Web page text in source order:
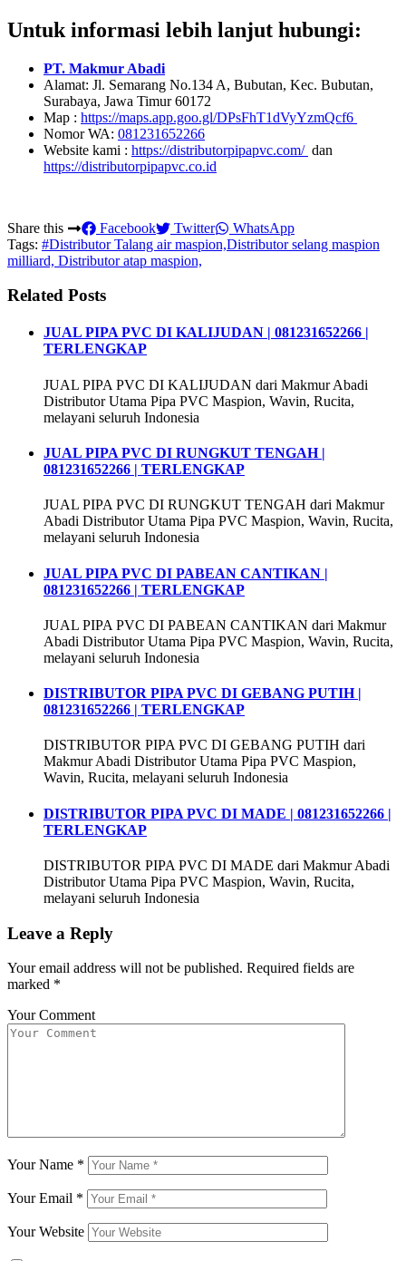
Untuk informasi lebih lanjut hubungi:
PT. Makmur Abadi
Alamat: Jl. Semarang No.134 A, Bubutan, Kec. Bubutan,
Surabaya, Jawa Timur 60172
Map : https://maps.app.goo.gl/DPsFhT1dVyYzmQcf6
Nomor WA: 081231652266
Website kami : https://distributorpipapvc.com/ dan
https://distributorpipapvc.co.id
Share this Facebook Twitter
WhatsApp
Tags: #Distributor Talang air maspion,Distributor selang maspion
milliard, Distributor atap maspion,
Related Posts
JUAL PIPA PVC DI KALIJUDAN | 081231652266 |
TERLENGKAP
JUAL PIPA PVC DI KALIJUDAN dari Makmur Abadi
Distributor Utama Pipa PVC Maspion, Wavin, Rucita,
melayani seluruh Indonesia
JUAL PIPA PVC DI RUNGKUT TENGAH |
081231652266 | TERLENGKAP
JUAL PIPA PVC DI RUNGKUT TENGAH dari Makmur
Abadi Distributor Utama Pipa PVC Maspion, Wavin, Rucita,
melayani seluruh Indonesia
JUAL PIPA PVC DI PABEAN CANTIKAN |
081231652266 | TERLENGKAP
JUAL PIPA PVC DI PABEAN CANTIKAN dari Makmur
Abadi Distributor Utama Pipa PVC Maspion, Wavin, Rucita,
melayani seluruh Indonesia
DISTRIBUTOR PIPA PVC DI GEBANG PUTIH |
081231652266 | TERLENGKAP
DISTRIBUTOR PIPA PVC DI GEBANG PUTIH dari
Makmur Abadi Distributor Utama Pipa PVC Maspion,
Wavin, Rucita, melayani seluruh Indonesia
DISTRIBUTOR PIPA PVC DI MADE | 081231652266 |
TERLENGKAP
DISTRIBUTOR PIPA PVC DI MADE dari Makmur Abadi
Distributor Utama Pipa PVC Maspion, Wavin, Rucita,
melayani seluruh Indonesia
Leave a Reply
Your email address will not be published. Required fields are
marked *
Your Comment
Your Name *
Your Email *
Your Website